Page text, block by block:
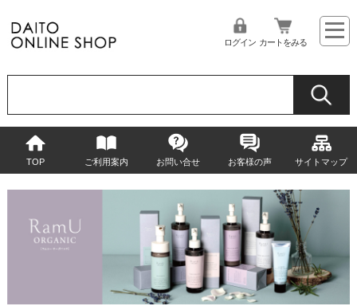
ログイン カートをみる
TOP ご利用案内 お問い合せ お客様の声 サイトマップ